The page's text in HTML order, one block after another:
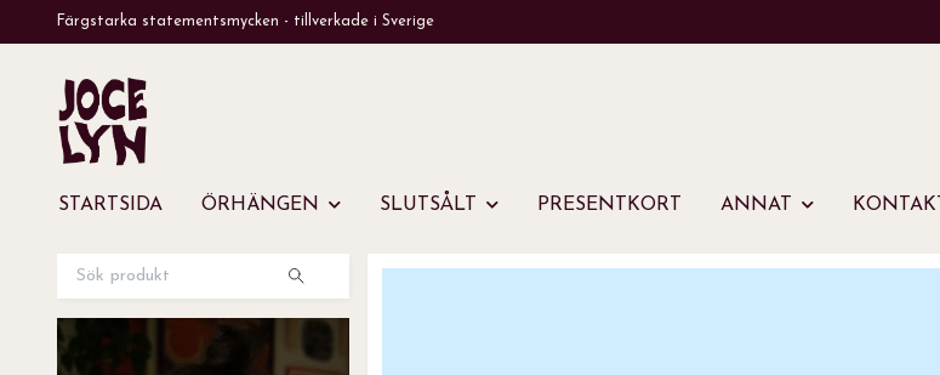
Färgstarka statementsmycken - tillverkade i Sverige
STARTSIDA ÖRHÄNGEN SLUTSÅLT PRESENTKORT ANNAT KONTAKT